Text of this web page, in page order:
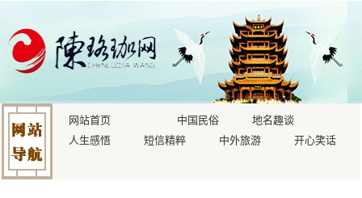
网站首页 中国民俗
地名趣谈
人生感悟
短信精粹 中外旅游 开心笑话